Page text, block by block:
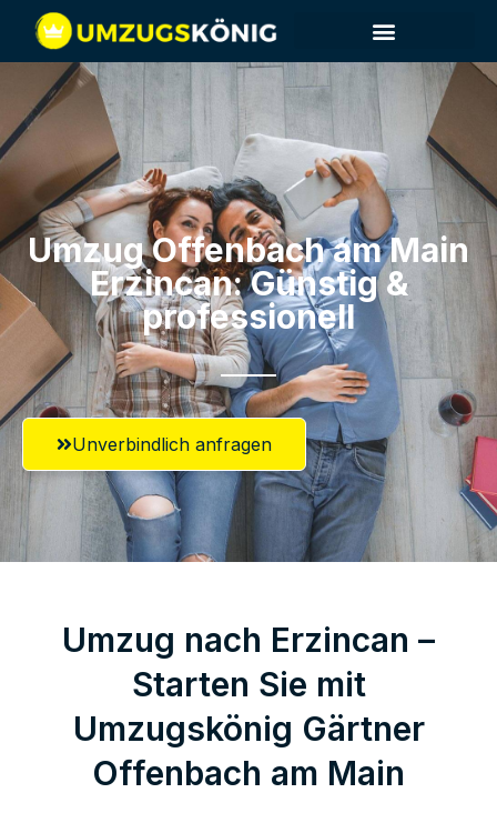
Umzug Offenbach am Main​
Erzincan: Günstig &
professionell​
Unverbindlich anfragen
Umzug nach Erzincan –
Starten Sie mit
Umzugskönig Gärtner
Offenbach am Main